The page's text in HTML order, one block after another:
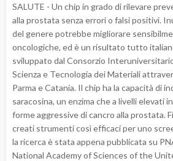
SALUTE - Un chip in grado di rilevare
alla prostata senza errori o falsi positivi.
del genere potrebbe migliorare
oncologiche, ed è un risultato tutto
sviluppato dal Consorzio
Scienza e Tecnologia dei Materiali
Parma e Catania. Il chip ha la capacità di
saracosina, un enzima che a livelli elevati
forme aggressive di cancro alla prostata.
creati strumenti così efficaci per uno
la ricerca è stata appena pubblicata su
National Academy of Sciences of the